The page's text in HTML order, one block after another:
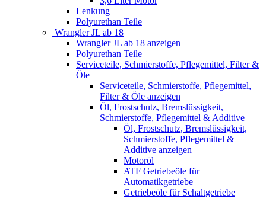
Lenkung
Polyurethan Teile
Wrangler JL ab 18
Wrangler JL ab 18 anzeigen
Polyurethan Teile
Serviceteile, Schmierstoffe, Pflegemittel, Filter &
Öle
Serviceteile, Schmierstoffe, Pflegemittel,
Filter & Öle anzeigen
Öl, Frostschutz, Bremslüssigkeit,
Schmierstoffe, Pflegemittel & Additive
Öl, Frostschutz, Bremslüssigkeit,
Schmierstoffe, Pflegemittel &
Additive anzeigen
Motoröl
ATF Getriebeöle für
Automatikgetriebe
Getriebeöle für Schaltgetriebe